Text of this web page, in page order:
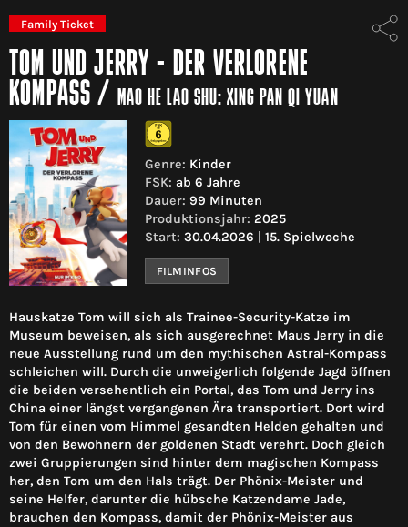
Family Ticket
TOM UND JERRY - DER VERLORENE
KOMPASS / MAO HE LAO SHU: XING PAN QI YUAN
Genre: Kinder
FSK: ab 6 Jahre
Dauer: 99 Minuten
Produktionsjahr: 2025
Start: 30.04.2026 | 15. Spielwoche
FILMINFOS
Hauskatze Tom will sich als Trainee-Security-Katze im
Museum beweisen, als sich ausgerechnet Maus Jerry in die
neue Ausstellung rund um den mythischen Astral-Kompass
schleichen will. Durch die unweigerlich folgende Jagd öffnen
die beiden versehentlich ein Portal, das Tom und Jerry ins
China einer längst vergangenen Ära transportiert. Dort wird
Tom für einen vom Himmel gesandten Helden gehalten und
von den Bewohnern der goldenen Stadt verehrt. Doch gleich
zwei Gruppierungen sind hinter dem magischen Kompass
her, den Tom um den Hals trägt. Der Phönix-Meister und
seine Helfer, darunter die hübsche Katzendame Jade,
brauchen den Kompass, damit der Phönix-Meister aus